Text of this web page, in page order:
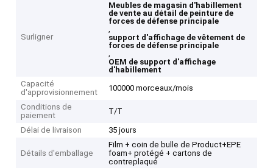
Surligner
Meubles de magasin d'habillement
de vente au détail de peinture de
forces de défense principale
,
support d'affichage de vêtement de
forces de défense principale
,
OEM de support d'affichage
d'habillement
Capacité
d'approvisionnement
100000 morceaux/mois
Conditions de
paiement
T/T
Délai de livraison 35 jours
Détails d'emballage
Film + coin de bulle de Product+EPE
foam+ protégé + cartons de
contreplaqué